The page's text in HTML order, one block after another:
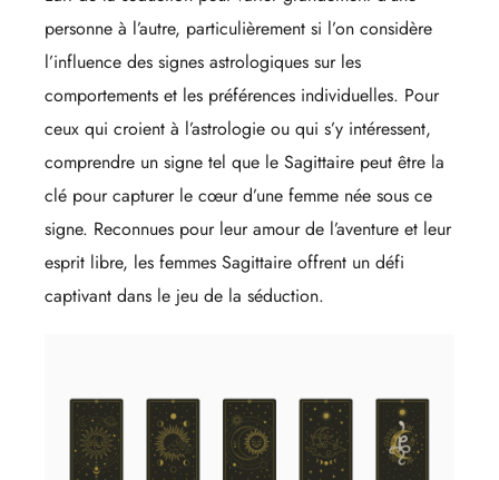
personne à l’autre, particulièrement si l’on considère
l’influence des signes astrologiques sur les
comportements et les préférences individuelles. Pour
ceux qui croient à l’astrologie ou qui s’y intéressent,
comprendre un signe tel que le Sagittaire peut être la
clé pour capturer le cœur d’une femme née sous ce
signe. Reconnues pour leur amour de l’aventure et leur
esprit libre, les femmes Sagittaire offrent un défi
captivant dans le jeu de la séduction.